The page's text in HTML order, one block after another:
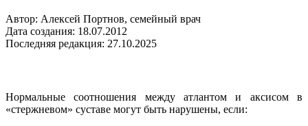
Автор: Алексей Портнов, семейный врач
Дата создания: 18.07.2012
Последняя редакция: 27.10.2025
Нормальные соотношения между атлантом и аксисом в
«стержневом» суставе могут быть нарушены, если: